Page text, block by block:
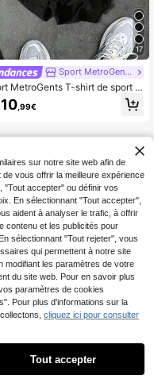
17
Sport MetroGents
MetroGents T-shirt de sport à
rond pour hommes avec imprim
araignée et couleurs contras
10,99€
sur notre site web afin de
vous offrir la meilleure expérience
"Tout accepter" ou définir vos
En sélectionnant "Tout accepter",
aident à analyser le trafic, à offrir
contenu et les publicités pour
sélectionnant "Tout rejeter", vous
qui permettent à notre site
modifiant les paramètres de votre
du site web. Pour en savoir plus
paramètres de cookies
Pour plus d'informations sur la
cliquez ici pour consulter
Tout accepter